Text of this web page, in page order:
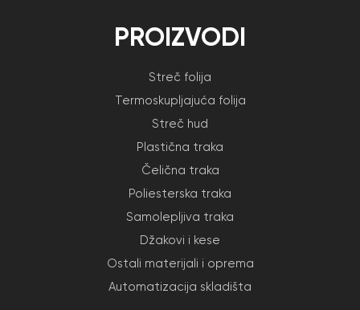
PROIZVODI
Streč folija
Termoskupljajuća folija
Streč hud
Plastična traka
Čelična traka
Poliesterska traka
Samolepljiva traka
Džakovi i kese
Ostali materijali i oprema
Automatizacija skladišta